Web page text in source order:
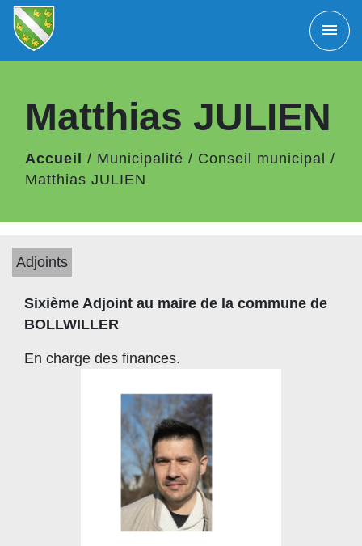
menu
Matthias JULIEN
Accueil / Municipalité / Conseil municipal /
Matthias JULIEN
Adjoints
Sixième Adjoint au maire de la commune de
BOLLWILLER
En charge des finances.